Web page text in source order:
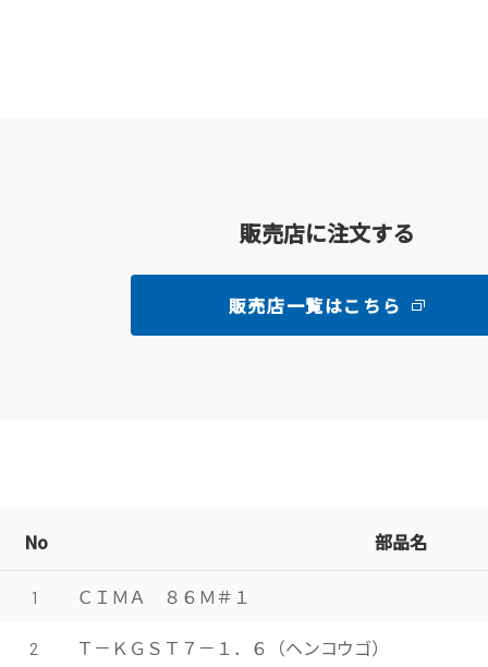
販売店に注文する
販売店一覧はこちら
No 部品名
1 ＣＩＭＡ ８６Ｍ＃１
2 Ｔ－ＫＧＳＴ７－１．６（ヘンコウゴ）